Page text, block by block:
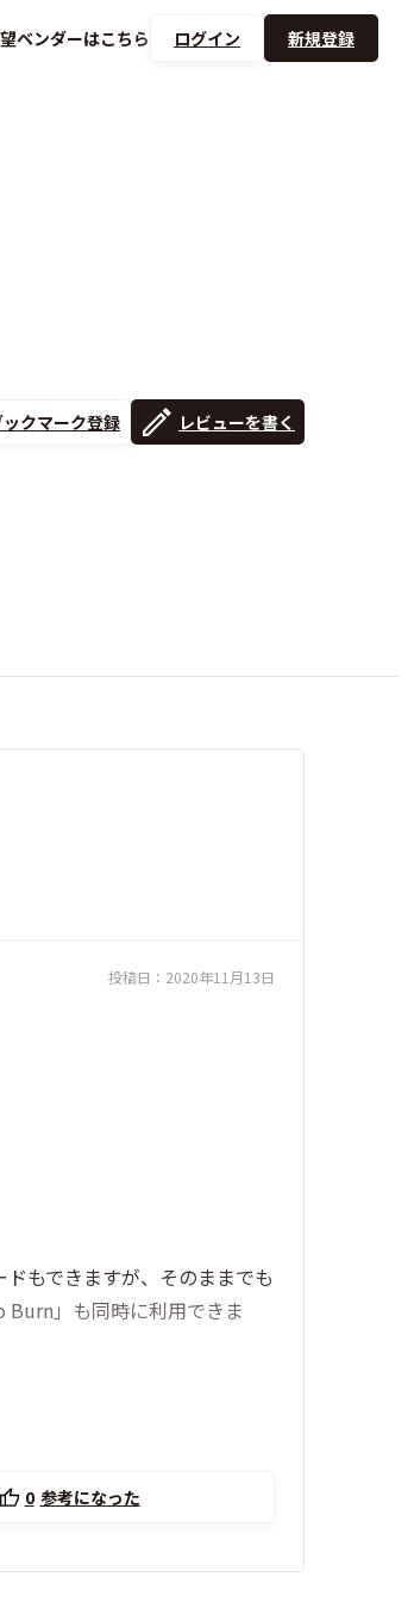
ベンダーはこちら ログイン 新規登録
ックマーク登録 レビューを書く
投稿日： 2020年11月13日
もできますが、そのままでも
Burn」も同時に利用できま
0 参考になった